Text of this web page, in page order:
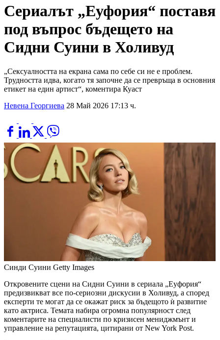
Сериалът „Еуфория“ поставя
под въпрос бъдещето на
Сидни Суини в Холивуд
„Сексуалността на екрана сама по себе си не е проблем.
Трудността идва, когато тя започне да се превръща в основния
етикет на един артист“, коментира Куаст
Невена Георгиева 28 Май 2026 17:13 ч.
Синди Суини Getty Images
Откровените сцени на Сидни Суини в сериала „Еуфория“
предизвикват все по-сериозни дискусии в Холивуд, а според
експерти те могат да се окажат риск за бъдещото ѝ развитие
като актриса. Темата набира огромна популярност след
коментарите на специалисти по кризисен мениджмънт и
управление на репутацията, цитирани от New York Post.